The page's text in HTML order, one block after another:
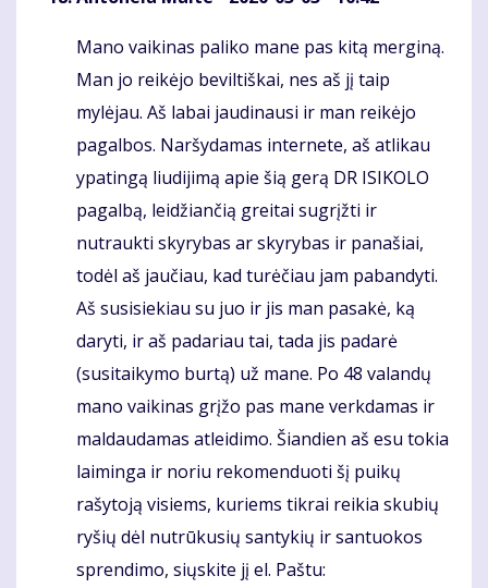
Komentaras
Mano vaikinas paliko mane pas kitą merginą.
Man jo reikėjo beviltiškai, nes aš jį taip
mylėjau. Aš labai jaudinausi ir man reikėjo
pagalbos. Naršydamas internete, aš atlikau
ypatingą liudijimą apie šią gerą DR ISIKOLO
pagalbą, leidžiančią greitai sugrįžti ir
nutraukti skyrybas ar skyrybas ir panašiai,
todėl aš jaučiau, kad turėčiau jam pabandyti.
Aš susisiekiau su juo ir jis man pasakė, ką
daryti, ir aš padariau tai, tada jis padarė
(susitaikymo burtą) už mane. Po 48 valandų
mano vaikinas grįžo pas mane verkdamas ir
maldaudamas atleidimo. Šiandien aš esu tokia
laiminga ir noriu rekomenduoti šį puikų
rašytoją visiems, kuriems tikrai reikia skubių
ryšių dėl nutrūkusių santykių ir santuokos
sprendimo, siųskite jį el. Paštu: